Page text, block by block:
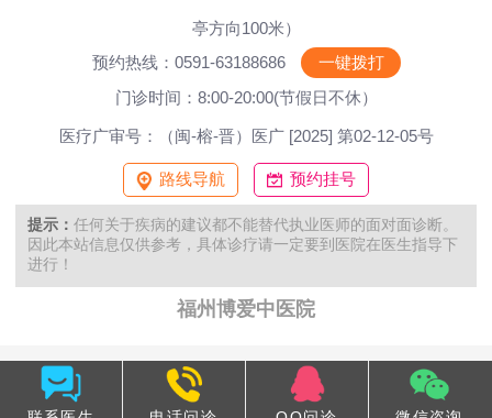
亭方向100米）
预约热线：0591-63188686
一键拨打
门诊时间：8:00-20:00(节假日不休）
医疗广审号：（闽-榕-晋）医广 [2025] 第02-12-05号
路线导航 预约挂号
提示： 任何关于疾病的建议都不能替代执业医师的面对面诊断。
因此本站信息仅供参考，具体诊疗请一定要到医院在医生指导下
进行！
福州博爱中医院